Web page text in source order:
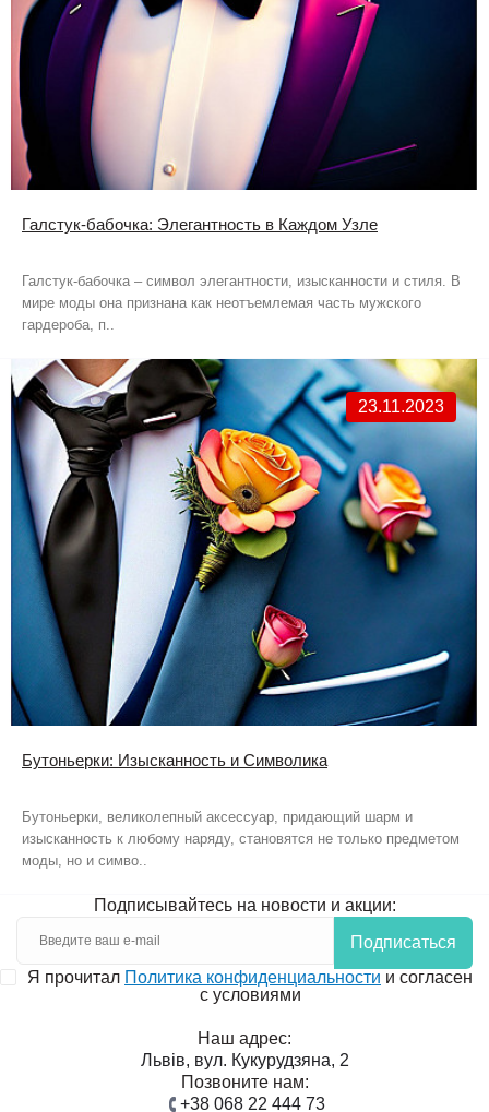
Галстук-бабочка: Элегантность в Каждом Узле
Галстук-бабочка – символ элегантности, изысканности и стиля. В
мире моды она признана как неотъемлемая часть мужского
гардероба, п..
23.11.2023
Бутоньерки: Изысканность и Символика
Бутоньерки, великолепный аксессуар, придающий шарм и
изысканность к любому наряду, становятся не только предметом
моды, но и симво..
Подписывайтесь на новости и акции:
Подписаться
Я прочитал Политика конфиденциальности и согласен
с условиями
Наш адрес:
Львів, вул. Кукурудзяна, 2
Позвоните нам:
+38 068 22 444 73